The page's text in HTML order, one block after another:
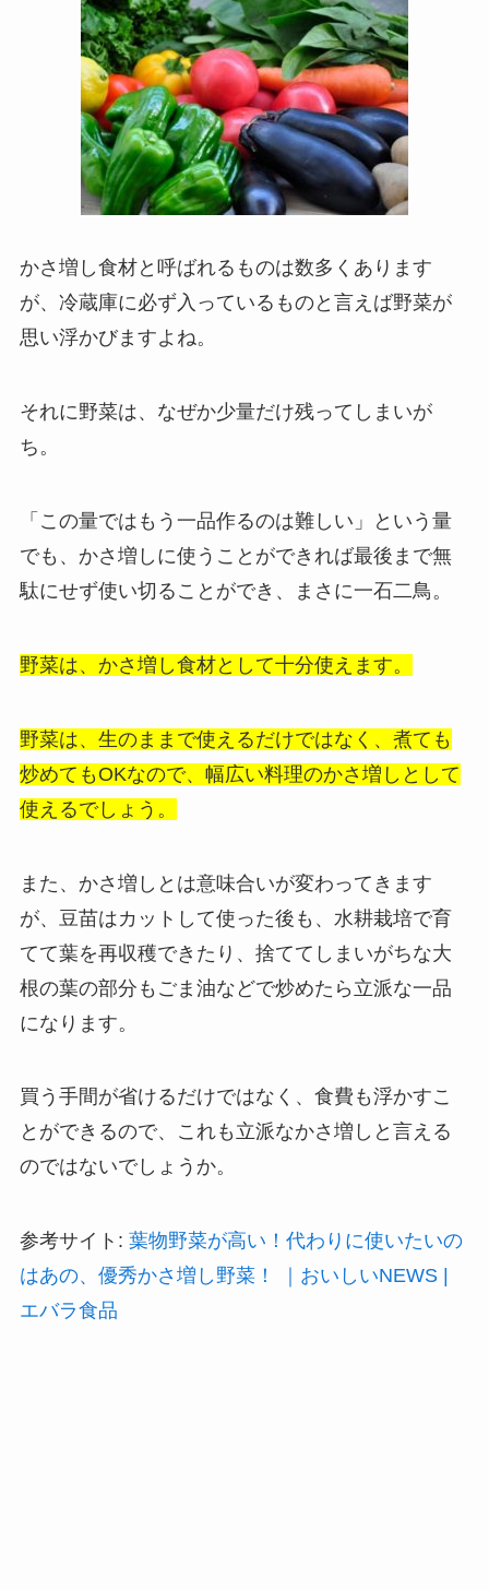
かさ増し食材と呼ばれるものは数多くあります
が、冷蔵庫に必ず入っているものと言えば野菜が
思い浮かびますよね。
それに野菜は、なぜか少量だけ残ってしまいが
ち。
「この量ではもう一品作るのは難しい」という量
でも、かさ増しに使うことができれば最後まで無
駄にせず使い切ることができ、まさに一石二鳥。
野菜は、かさ増し食材として十分使えます。
野菜は、生のままで使えるだけではなく、煮ても
炒めてもOKなので、幅広い料理のかさ増しとして
使えるでしょう。
また、かさ増しとは意味合いが変わってきます
が、豆苗はカットして使った後も、水耕栽培で育
てて葉を再収穫できたり、捨ててしまいがちな大
根の葉の部分もごま油などで炒めたら立派な一品
になります。
買う手間が省けるだけではなく、食費も浮かすこ
とができるので、これも立派なかさ増しと言える
のではないでしょうか。
参考サイト: 葉物野菜が高い！代わりに使いたいの
はあの、優秀かさ増し野菜！ ｜おいしいNEWS |
エバラ食品